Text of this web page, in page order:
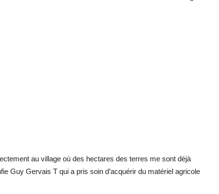
au village où des hectares des terres me sont déjà
Guy Gervais T qui a pris soin d’acquérir du matériel agricole